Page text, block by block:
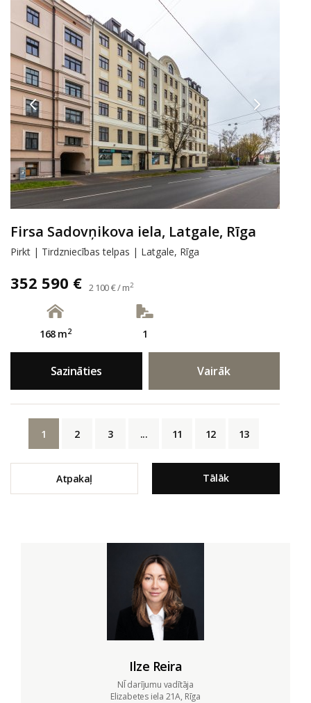
Firsa Sadovņikova iela, Latgale, Rīga
Pirkt | Tirdzniecības telpas | Latgale, Rīga
352 590 € 2 100 € / m2
168 m2 1
Sazināties Vairāk
1 2 3 ... 11 12 13
Atpakaļ Tālāk
Ilze Reira
NĪ darījumu vadītāja
Elizabetes iela 21A, Rīga